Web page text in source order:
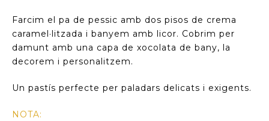
Farcim el pa de pessic amb dos pisos de crema
caramel·litzada i banyem amb licor. Cobrim per
damunt amb una capa de xocolata de bany, la
decorem i personalitzem.
Un pastís perfecte per paladars delicats i exigents.
NOTA: